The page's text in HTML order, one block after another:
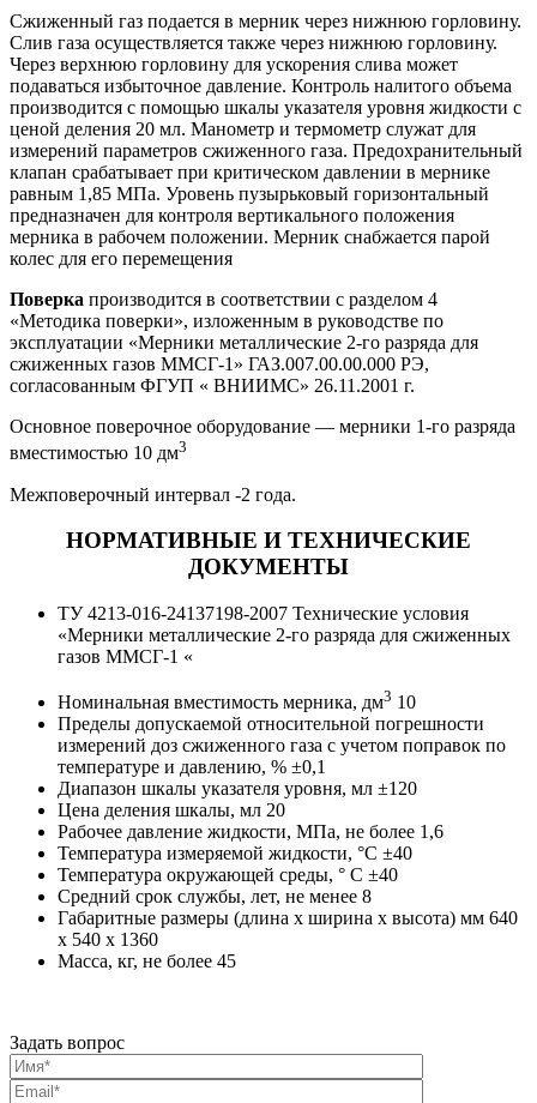
Сжиженный газ подается в мерник через нижнюю горловину.
Слив газа осуществляется также через нижнюю горловину.
Через верхнюю горловину для ускорения слива может
подаваться избыточное давление. Контроль налитого объема
производится с помощью шкалы указателя уровня жидкости с
ценой деления 20 мл. Манометр и термометр служат для
измерений параметров сжиженного газа. Предохранительный
клапан срабатывает при критическом давлении в мернике
равным 1,85 МПа. Уровень пузырьковый горизонтальный
предназначен для контроля вертикального положения
мерника в рабочем положении. Мерник снабжается парой
колес для его перемещения
Поверка производится в соответствии с разделом 4
«Методика поверки», изложенным в руководстве по
эксплуатации «Мерники металлические 2-го разряда для
сжиженных газов ММСГ-1» ГАЗ.007.00.00.000 РЭ,
согласованным ФГУП « ВНИИМС» 26.11.2001 г.
Основное поверочное оборудование — мерники 1-го разряда
вместимостью 10 дм3
Межповерочный интервал -2 года.
НОРМАТИВНЫЕ И ТЕХНИЧЕСКИЕ
ДОКУМЕНТЫ
ТУ 4213-016-24137198-2007 Технические условия
«Мерники металлические 2-го разряда для сжиженных
газов ММСГ-1 «
Номинальная вместимость мерника, дм3 10
Пределы допускаемой относительной погрешности
измерений доз сжиженного газа с учетом поправок по
температуре и давлению, % ±0,1
Диапазон шкалы указателя уровня, мл ±120
Цена деления шкалы, мл 20
Рабочее давление жидкости, МПа, не более 1,6
Температура измеряемой жидкости, °С ±40
Температура окружающей среды, ° С ±40
Средний срок службы, лет, не менее 8
Габаритные размеры (длина х ширина х высота) мм 640
х 540 х 1360
Масса, кг, не более 45
Задать вопрос